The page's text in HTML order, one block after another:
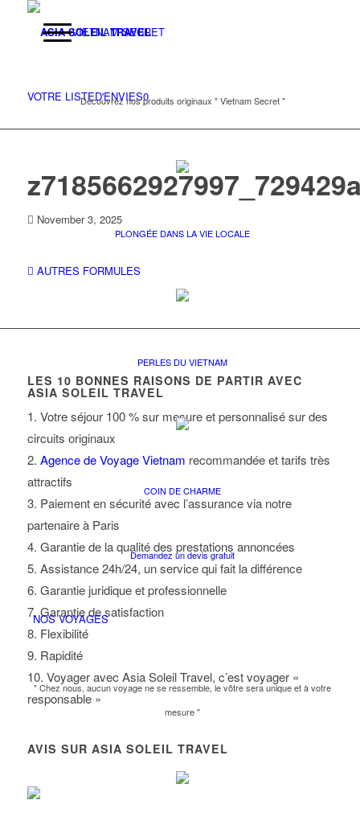
VIETNAM SECRET
Découvrez nos produits originaux " Vietnam Secret "
PLONGÉE DANS LA VIE LOCALE
PERLES DU VIETNAM
COIN DE CHARME
Demandez un devis gratuit
NOS VOYAGES
" Chez nous, aucun voyage ne se ressemble, le vôtre sera unique et à votre
mesure "
VOTRE LISTED'ENVIES0
November 3, 2025
AUTRES FORMULES
LES 10 BONNES RAISONS DE PARTIR AVEC
ASIA SOLEIL TRAVEL
1. Votre séjour 100 % sur mesure et personnalisé sur des
circuits originaux
2. Agence de Voyage Vietnam recommandée et tarifs très
attractifs
3. Paiement en sécurité avec l’assurance via notre
partenaire à Paris
4. Garantie de la qualité des prestations annoncées
5. Assistance 24h/24, un service qui fait la différence
6. Garantie juridique et professionnelle
7. Garantie de satisfaction
8. Flexibilité
9. Rapidité
10. Voyager avec Asia Soleil Travel, c’est voyager «
responsable »
AVIS SUR ASIA SOLEIL TRAVEL